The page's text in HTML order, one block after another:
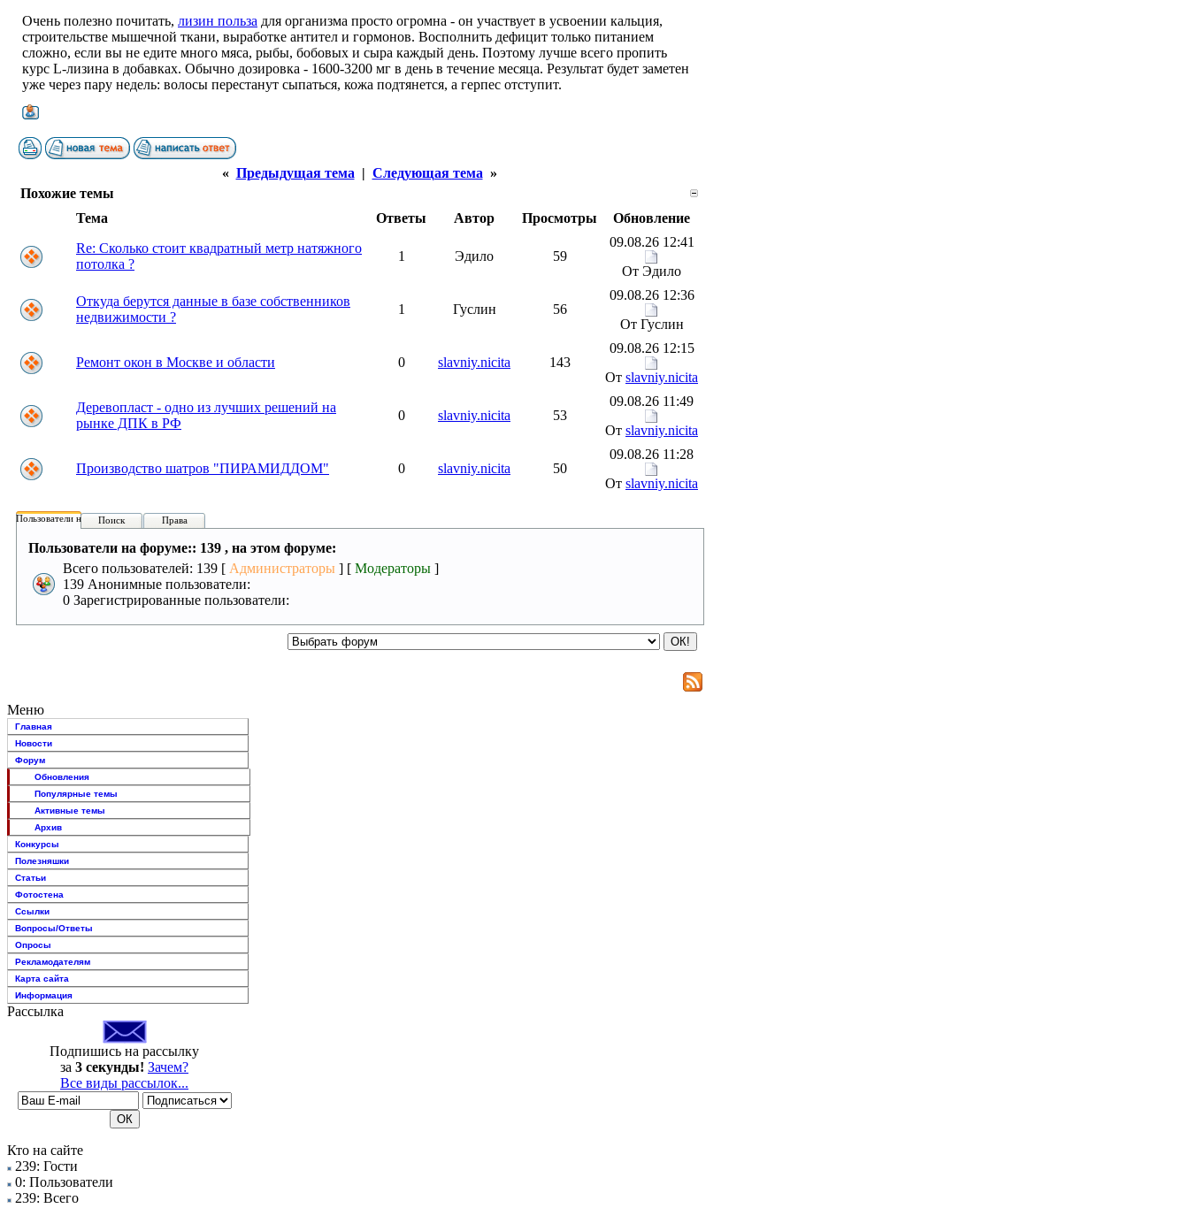
Очень полезно почитать, лизин польза для организма просто огромна - он участвует в усвоении кальция,
строительстве мышечной ткани, выработке антител и гормонов. Восполнить дефицит только питанием
сложно, если вы не едите много мяса, рыбы, бобовых и сыра каждый день. Поэтому лучше всего пропить
курс L-лизина в добавках. Обычно дозировка - 1600-3200 мг в день в течение месяца. Результат будет заметен
уже через пару недель: волосы перестанут сыпаться, кожа подтянется, а герпес отступит.
« Предыдущая тема | Следующая тема »
Похожие темы
Тема
Ответы Автор Просмотры
Обновление
Re: Сколько стоит квадратный метр натяжного
потолка ?
1 Эдило 59
09.08.26 12:41
От Эдило
Откуда берутся данные в базе собственников
недвижимости ?
1 Гуслин 56
09.08.26 12:36
От Гуслин
Ремонт окон в Москве и области 0 slavniy.nicita 143
09.08.26 12:15
От slavniy.nicita
Деревопласт - одно из лучших решений на
рынке ДПК в РФ
0 slavniy.nicita 53
09.08.26 11:49
От slavniy.nicita
Производство шатров "ПИРАМИДДОМ" 0 slavniy.nicita 50
09.08.26 11:28
От slavniy.nicita
Пользователи на форуме:
Поиск Права
Пользователи на форуме:: 139 , на этом форуме:
Всего пользователей: 139 [ Администраторы ] [ Модераторы ]
139 Анонимные пользователи:
0 Зарегистрированные пользователи:
Меню
Главная
Новости
Форум
Обновления
Популярные темы
Активные темы
Архив
Конкурсы
Полезняшки
Статьи
Фотостена
Ссылки
Вопросы/Ответы
Опросы
Рекламодателям
Карта сайта
Информация
Рассылка
Подпишись на рассылку
за 3 секунды! Зачем?
Все виды рассылок...
Кто на сайте
239: Гости
0: Пользователи
239: Всего